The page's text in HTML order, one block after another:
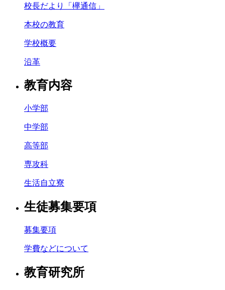
校長だより「欅通信」
本校の教育
学校概要
沿革
教育内容
小学部
中学部
高等部
専攻科
生活自立寮
生徒募集要項
募集要項
学費などについて
教育研究所